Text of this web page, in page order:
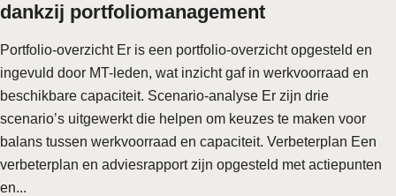
dankzij portfoliomanagement
Portfolio-overzicht Er is een portfolio-overzicht opgesteld en
ingevuld door MT-leden, wat inzicht gaf in werkvoorraad en
beschikbare capaciteit. Scenario-analyse Er zijn drie
scenario’s uitgewerkt die helpen om keuzes te maken voor
balans tussen werkvoorraad en capaciteit. Verbeterplan Een
verbeterplan en adviesrapport zijn opgesteld met actiepunten
en...